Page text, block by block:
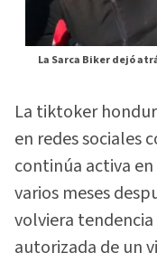
La Sarca Biker dejó
La tiktoker
en redes sociales
continúa activa
varios meses
volviera
autorizada de un